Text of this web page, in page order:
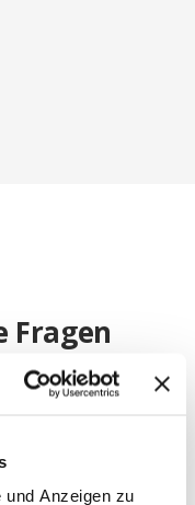
Anzeigen zu
Fragen